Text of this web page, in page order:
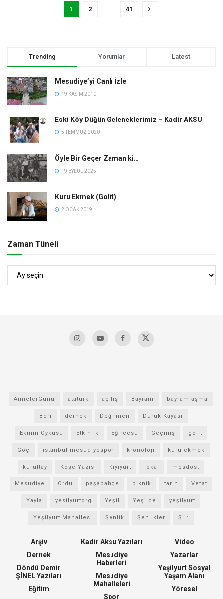
1 2 … 41
Trending Yorumlar Latest
Mesudiye’yi Canlı İzle
19 KASIM 2010
Eski Köy Düğün Geleneklerimiz – Kadir AKSU
5 TEMMUZ 2020
Öyle Bir Geçer Zaman ki…
19 EYLÜL 2025
Kuru Ekmek (Golit)
2 OCAK 2019
Zaman Tüneli
Tüneli
AnnelerGünü atatürk açılış Bayram bayramlaşma
Beri dernek Değirmen Duruk Kayası
Ekinin Öyküsü Etkinlik Eğircesu Geçmiş golit
Göç istanbul mesudiyespor kronoloji kuru ekmek
kurultay Köşe Yazısı Kıyıyurt lokal mesdost
Mesudiye Ordu paşabahçe piknik tarih Vefat
Yayla yesilyurtorg Yeşil Yeşilce yeşilyurt
Yeşilyurt Mahallesi Şenlik Şenlikler Şiir
Arşiv
Dernek
Döndü Demir
ŞİNEL Yazıları
Eğitim
Kadir Aksu Yazıları
Mesudiye
Haberleri
Mesudiye
Mahalleleri
Spor
Video
Yazarlar
Yeşilyurt Sosyal
Yaşam Alanı
Yöresel